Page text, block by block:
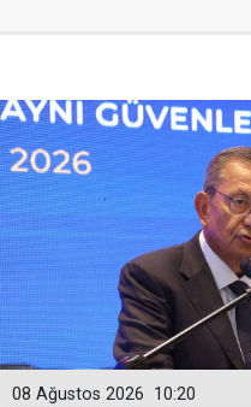
10:20
08 Ağustos 2026